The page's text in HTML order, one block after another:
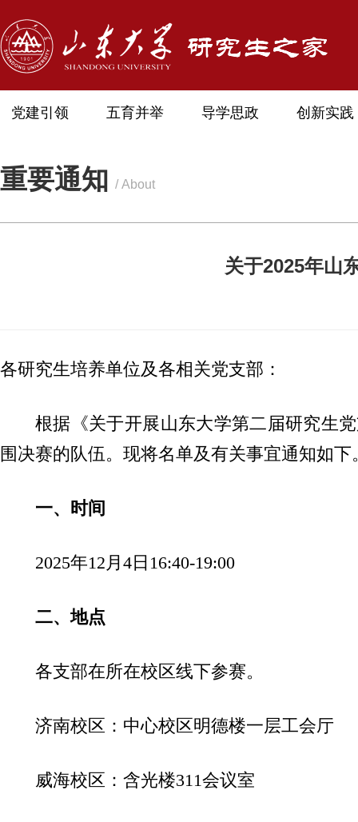
党建引领 五育并举 导学思政 创新实践
重要通知 / About
关于2025年山
各研究生培养单位及各相关党支部：
根据《关于开展山东大学第二届研究生
围决赛的队伍。现将名单及有关事宜通知如下
一、时间
2025年12月4日16:40-19:00
二、地点
各支部在所在校区线下参赛。
济南校区：中心校区明德楼一层工会厅
威海校区：含光楼311会议室